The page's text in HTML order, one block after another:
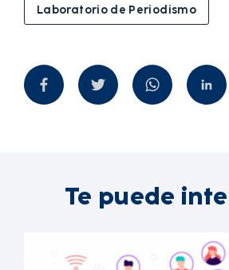
Laboratorio de Periodismo
Te puede